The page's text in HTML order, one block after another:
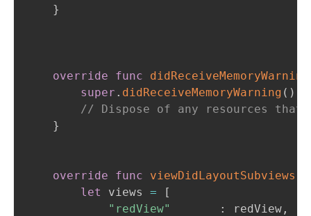
}
override func didReceiveMemoryWarning
super . didReceiveMemoryWarning ( )
// Dispose of any resources that
}
override func viewDidLayoutSubviews
let
views =
[
"redView"
: redView ,